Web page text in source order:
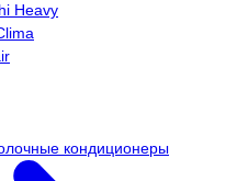
Heavy
кондиционеры